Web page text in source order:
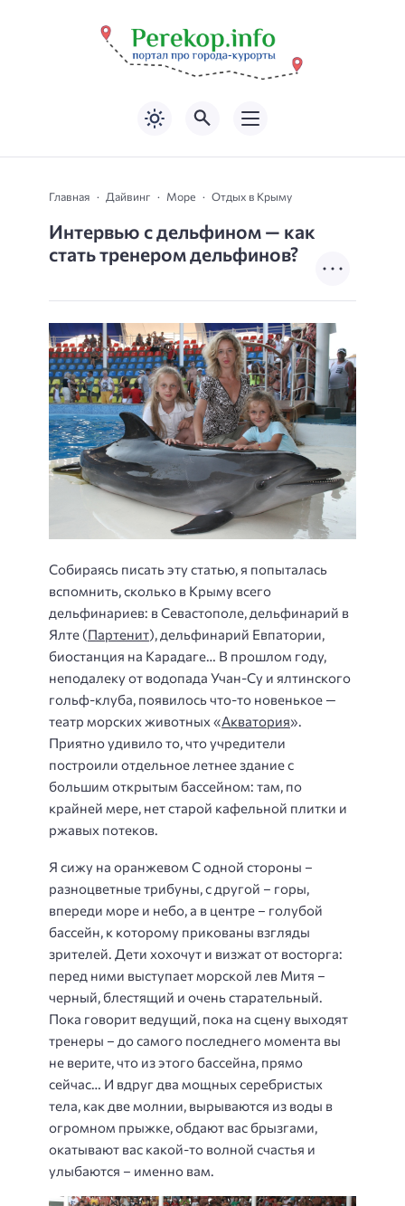
Главная Дайвинг Море Отдых в Крыму
Интервью с дельфином — как
стать тренером дельфинов?
Собираясь писать эту статью, я попыталась
вспомнить, сколько в Крыму всего
дельфинариев: в Севастополе, дельфинарий в
Ялте (Партенит), дельфинарий Евпатории,
биостанция на Карадаге… В прошлом году,
неподалеку от водопада Учан-Су и ялтинского
гольф-клуба, появилось что-то новенькое —
театр морских животных «Акватория».
Приятно удивило то, что учредители
построили отдельное летнее здание с
большим открытым бассейном: там, по
крайней мере, нет старой кафельной плитки и
ржавых потеков.
Я сижу на оранжевом С одной стороны –
разноцветные трибуны, с другой – горы,
впереди море и небо, а в центре – голубой
бассейн, к которому прикованы взгляды
зрителей. Дети хохочут и визжат от восторга:
перед ними выступает морской лев Митя –
черный, блестящий и очень старательный.
Пока говорит ведущий, пока на сцену выходят
тренеры – до самого последнего момента вы
не верите, что из этого бассейна, прямо
сейчас… И вдруг два мощных серебристых
тела, как две молнии, вырываются из воды в
огромном прыжке, обдают вас брызгами,
окатывают вас какой-то волной счастья и
улыбаются – именно вам.